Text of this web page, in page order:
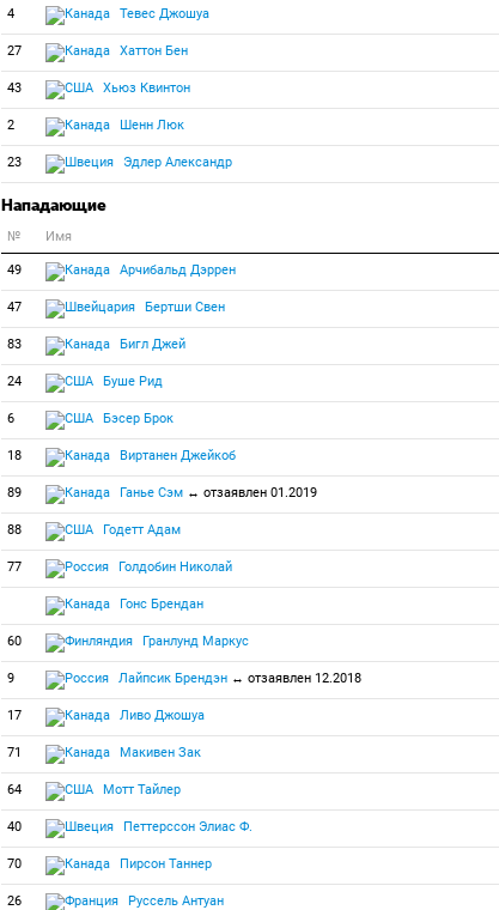
4 Тевес Джошуа
27 Хаттон Бен
43 Хьюз Квинтон
2 Шенн Люк
23 Эдлер Александр
Нападающие
№ Имя
49 Арчибальд Дэррен
47 Бертши Свен
83 Бигл Джей
24 Буше Рид
6 Бэсер Брок
18 Виртанен Джейкоб
89 Ганье Сэм ↔ отзаявлен 01.2019
88 Годетт Адам
77 Голдобин Николай
Гонс Брендан
60 Гранлунд Маркус
9 Лайпсик Брендэн ↔ отзаявлен 12.2018
17 Ливо Джошуа
71 Макивен Зак
64 Мотт Тайлер
40 Петтерссон Элиас Ф.
70 Пирсон Таннер
26 Руссель Антуан